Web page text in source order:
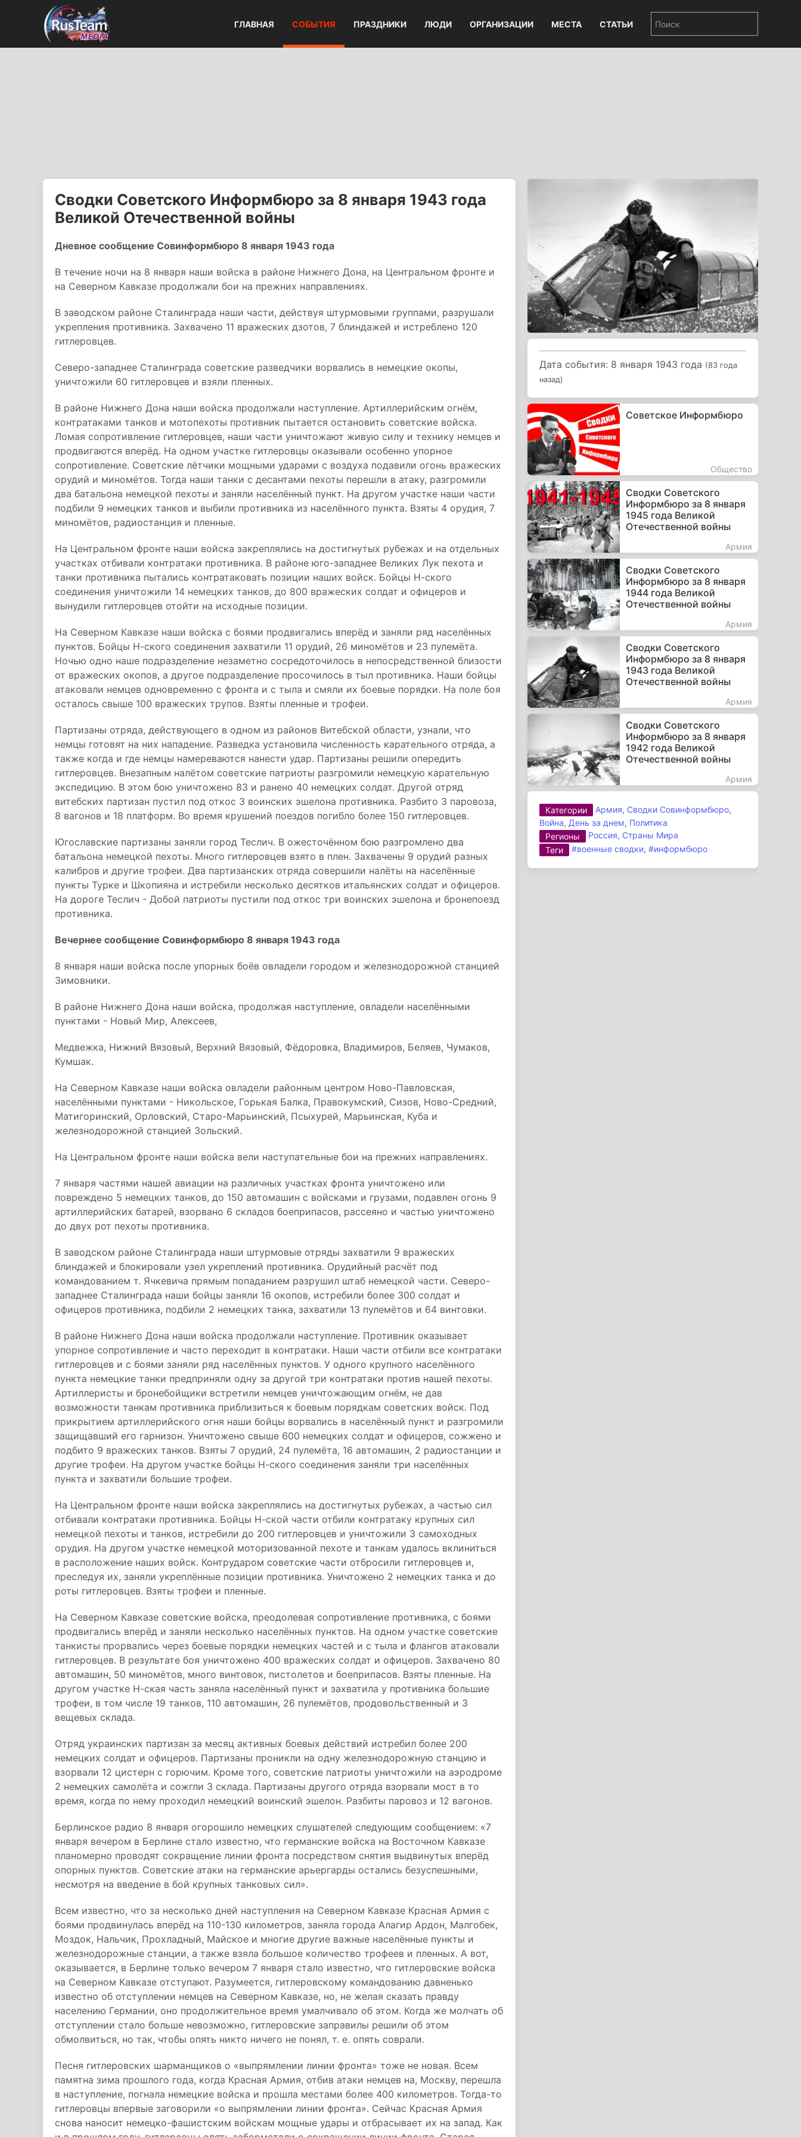
ГЛАВНАЯ СОБЫТИЯ ПРАЗДНИКИ ЛЮДИ ОРГАНИЗАЦИИ МЕСТА СТАТЬИ
Сводки Советского Информбюро за 8 января 1943 года
Великой Отечественной войны
Дневное сообщение Совинформбюро 8 января 1943 года
В течение ночи на 8 января наши войска в районе Нижнего Дона, на Центральном фронте и
на Северном Кавказе продолжали бои на прежних направлениях.
В заводском районе Сталинграда наши части, действуя штурмовыми группами, разрушали
укрепления противника. Захвачено 11 вражеских дзотов, 7 блиндажей и истреблено 120
гитлеровцев.
Северо-западнее Сталинграда советские разведчики ворвались в немецкие окопы,
уничтожили 60 гитлеровцев и взяли пленных.
В районе Нижнего Дона наши войска продолжали наступление. Артиллерийским огнём,
контратаками танков и мотопехоты противник пытается остановить советские войска.
Ломая сопротивление гитлеровцев, наши части уничтожают живую силу и технику немцев и
продвигаются вперёд. На одном участке гитлеровцы оказывали особенно упорное
сопротивление. Советские лётчики мощными ударами с воздуха подавили огонь вражеских
орудий и миномётов. Тогда наши танки с десантами пехоты перешли в атаку, разгромили
два батальона немецкой пехоты и заняли населённый пункт. На другом участке наши части
подбили 9 немецких танков и выбили противника из населённого пункта. Взяты 4 орудия, 7
миномётов, радиостанция и пленные.
На Центральном фронте наши войска закреплялись на достигнутых рубежах и на отдельных
участках отбивали контратаки противника. В районе юго-западнее Великих Лук пехота и
танки противника пытались контратаковать позиции наших войск. Бойцы Н-ского
соединения уничтожили 14 немецких танков, до 800 вражеских солдат и офицеров и
вынудили гитлеровцев отойти на исходные позиции.
На Северном Кавказе наши войска с боями продвигались вперёд и заняли ряд населённых
пунктов. Бойцы Н-ского соединения захватили 11 орудий, 26 миномётов и 23 пулемёта.
Ночью одно наше подразделение незаметно сосредоточилось в непосредственной близости
от вражеских окопов, а другое подразделение просочилось в тыл противника. Наши бойцы
атаковали немцев одновременно с фронта и с тыла и смяли их боевые порядки. На поле боя
осталось свыше 100 вражеских трупов. Взяты пленные и трофеи.
Партизаны отряда, действующего в одном из районов Витебской области, узнали, что
немцы готовят на них нападение. Разведка установила численность карательного отряда, а
также когда и где немцы намереваются нанести удар. Партизаны решили опередить
гитлеровцев. Внезапным налётом советские патриоты разгромили немецкую карательную
экспедицию. В этом бою уничтожено 83 и ранено 40 немецких солдат. Другой отряд
витебских партизан пустил под откос 3 воинских эшелона противника. Разбито 3 паровоза,
8 вагонов и 18 платформ. Во время крушений поездов погибло более 150 гитлеровцев.
Югославские партизаны заняли город Теслич. В ожесточённом бою разгромлено два
батальона немецкой пехоты. Много гитлеровцев взято в плен. Захвачены 9 орудий разных
калибров и другие трофеи. Два партизанских отряда совершили налёты на населённые
пункты Турке и Шкопияна и истребили несколько десятков итальянских солдат и офицеров.
На дороге Теслич - Добой патриоты пустили под откос три воинских эшелона и бронепоезд
противника.
Вечернее сообщение Совинформбюро 8 января 1943 года
8 января наши войска после упорных боёв овладели городом и железнодорожной станцией
Зимовники.
В районе Нижнего Дона наши войска, продолжая наступление, овладели населёнными
пунктами - Новый Мир, Алексеев,
Медвежка, Нижний Вязовый, Верхний Вязовый, Фёдоровка, Владимиров, Беляев, Чумаков,
Кумшак.
На Северном Кавказе наши войска овладели районным центром Ново-Павловская,
населёнными пунктами - Никольское, Горькая Балка, Правокумский, Сизов, Ново-Средний,
Матигоринский, Орловский, Старо-Марьинский, Псыхурей, Марьинская, Куба и
железнодорожной станцией Зольский.
На Центральном фронте наши войска вели наступательные бои на прежних направлениях.
7 января частями нашей авиации на различных участках фронта уничтожено или
повреждено 5 немецких танков, до 150 автомашин с войсками и грузами, подавлен огонь 9
артиллерийских батарей, взорвано 6 складов боеприпасов, рассеяно и частью уничтожено
до двух рот пехоты противника.
В заводском районе Сталинграда наши штурмовые отряды захватили 9 вражеских
блиндажей и блокировали узел укреплений противника. Орудийный расчёт под
командованием т. Ячкевича прямым попаданием разрушил штаб немецкой части. Северо-
западнее Сталинграда наши бойцы заняли 16 окопов, истребили более 300 солдат и
офицеров противника, подбили 2 немецких танка, захватили 13 пулемётов и 64 винтовки.
В районе Нижнего Дона наши войска продолжали наступление. Противник оказывает
упорное сопротивление и часто переходит в контратаки. Наши части отбили все контратаки
гитлеровцев и с боями заняли ряд населённых пунктов. У одного крупного населённого
пункта немецкие танки предприняли одну за другой три контратаки против нашей пехоты.
Артиллеристы и бронебойщики встретили немцев уничтожающим огнём, не дав
возможности танкам противника приблизиться к боевым порядкам советских войск. Под
прикрытием артиллерийского огня наши бойцы ворвались в населённый пункт и разгромили
защищавший его гарнизон. Уничтожено свыше 600 немецких солдат и офицеров, сожжено и
подбито 9 вражеских танков. Взяты 7 орудий, 24 пулемёта, 16 автомашин, 2 радиостанции и
другие трофеи. На другом участке бойцы Н-ского соединения заняли три населённых
пункта и захватили большие трофеи.
На Центральном фронте наши войска закреплялись на достигнутых рубежах, а частью сил
отбивали контратаки противника. Бойцы Н-ской части отбили контратаку крупных сил
немецкой пехоты и танков, истребили до 200 гитлеровцев и уничтожили 3 самоходных
орудия. На другом участке немецкой моторизованной пехоте и танкам удалось вклиниться
в расположение наших войск. Контрударом советские части отбросили гитлеровцев и,
преследуя их, заняли укреплённые позиции противника. Уничтожено 2 немецких танка и до
роты гитлеровцев. Взяты трофеи и пленные.
На Северном Кавказе советские войска, преодолевая сопротивление противника, с боями
продвигались вперёд и заняли несколько населённых пунктов. На одном участке советские
танкисты прорвались через боевые порядки немецких частей и с тыла и флангов атаковали
гитлеровцев. В результате боя уничтожено 400 вражеских солдат и офицеров. Захвачено 80
автомашин, 50 миномётов, много винтовок, пистолетов и боеприпасов. Взяты пленные. На
другом участке Н-ская часть заняла населённый пункт и захватила у противника большие
трофеи, в том числе 19 танков, 110 автомашин, 26 пулемётов, продовольственный и 3
вещевых склада.
Отряд украинских партизан за месяц активных боевых действий истребил более 200
немецких солдат и офицеров. Партизаны проникли на одну железнодорожную станцию и
взорвали 12 цистерн с горючим. Кроме того, советские патриоты уничтожили на аэродроме
2 немецких самолёта и сожгли 3 склада. Партизаны другого отряда взорвали мост в то
время, когда по нему проходил немецкий воинский эшелон. Разбиты паровоз и 12 вагонов.
Берлинское радио 8 января огорошило немецких слушателей следующим сообщением: «7
января вечером в Берлине стало известно, что германские войска на Восточном Кавказе
планомерно проводят сокращение линии фронта посредством снятия выдвинутых вперёд
опорных пунктов. Советские атаки на германские арьергарды остались безуспешными,
несмотря на введение в бой крупных танковых сил».
Всем известно, что за несколько дней наступления на Северном Кавказе Красная Армия с
боями продвинулась вперёд на 110-130 километров, заняла города Алагир Ардон, Малгобек,
Моздок, Нальчик, Прохладный, Майское и многие другие важные населённые пункты и
железнодорожные станции, а также взяла большое количество трофеев и пленных. А вот,
оказывается, в Берлине только вечером 7 января стало известно, что гитлеровские войска
на Северном Кавказе отступают. Разумеется, гитлеровскому командованию давненько
известно об отступлении немцев на Северном Кавказе, но, не желая сказать правду
населению Германии, оно продолжительное время умалчивало об этом. Когда же молчать об
отступлении стало больше невозможно, гитлеровские заправилы решили об этом
обмолвиться, но так, чтобы опять никто ничего не понял, т. е. опять соврали.
Песня гитлеровских шарманщиков о «выпрямлении линии фронта» тоже не новая. Всем
памятна зима прошлого года, когда Красная Армия, отбив атаки немцев на, Москву, перешла
в наступление, погнала немецкие войска и прошла местами более 400 километров. Тогда-то
гитлеровцы впервые заговорили «о выпрямлении линии фронта». Сейчас Красная Армия
снова наносит немецко-фашистским войскам мощные удары и отбрасывает их на запад. Как
Дата события: 8 января 1943 года (83 года
назад)
Советское Информбюро
Общество
Сводки Советского
Информбюро за 8 января
1945 года Великой
Отечественной войны
Армия
Сводки Советского
Информбюро за 8 января
1944 года Великой
Отечественной войны
Армия
Сводки Советского
Информбюро за 8 января
1943 года Великой
Отечественной войны
Армия
Сводки Советского
Информбюро за 8 января
1942 года Великой
Отечественной войны
Армия
Категории Армия, Сводки Совинформбюро,
Война, День за днем, Политика
Регионы
Россия, Страны Мира
Теги
#военные сводки,#информбюро